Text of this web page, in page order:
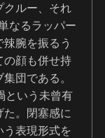
クルー、それ
なるラッパー
腕を振るう
の顔も併せ持
団である。
という未曾有
。閉塞感に
表現形式を